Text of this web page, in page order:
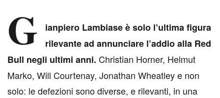
G
ianpiero Lambiase è solo l’ultima figura
rilevante ad annunciare l’addio alla Red
Bull negli ultimi anni. Christian Horner, Helmut
Marko, Will Courtenay, Jonathan Wheatley e non
solo: le defezioni sono diverse, e rilevanti, in una